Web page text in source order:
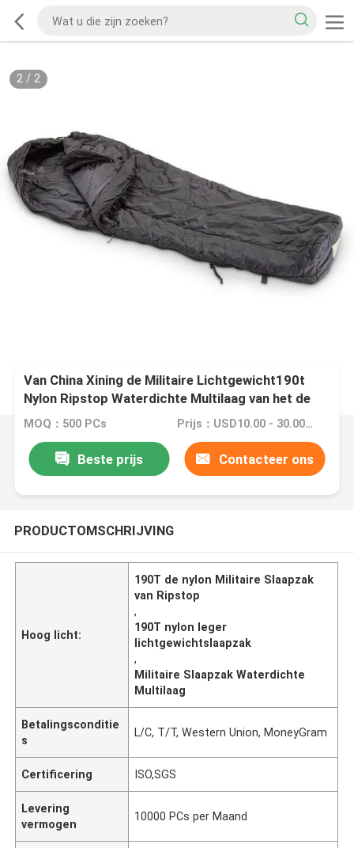
2/ 2
Van China Xining de Militaire Lichtgewicht190t
Nylon Ripstop Waterdichte Multilaag van het de
Slaapzakleger
MOQ：500 PCs Prijs：USD10.00 - 30.00 / Pcs
Beste prijs Contacteer ons
PRODUCTOMSCHRIJVING
Hoog licht:
190T de nylon Militaire Slaapzak
van Ripstop
,
190T nylon leger
lichtgewichtslaapzak
,
Militaire Slaapzak Waterdichte
Multilaag
Betalingsconditie
s
L/C, T/T, Western Union, MoneyGram
Certificering ISO,SGS
Levering
vermogen
10000 PCs per Maand